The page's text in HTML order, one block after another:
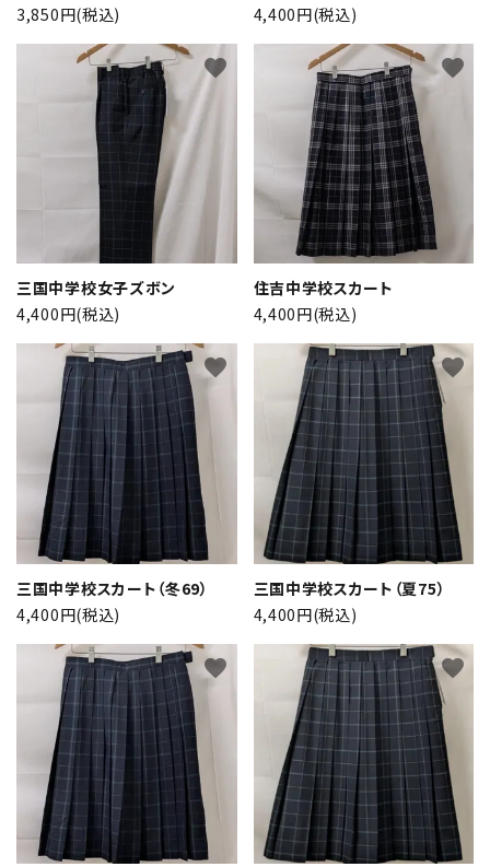
3,850円(税込)
4,400円(税込)
三国中学校女子ズボン
4,400円(税込)
favorite
住吉中学校スカート
4,400円(税込)
favorite
三国中学校スカート（冬69）
4,400円(税込)
favorite
三国中学校スカート（夏75）
4,400円(税込)
favorite
favorite favorite
キーワード
カテゴリー
close